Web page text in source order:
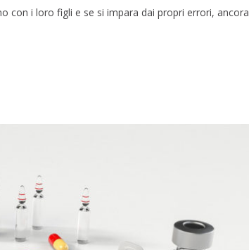
con i loro figli e se si impara dai propri errori, ancora